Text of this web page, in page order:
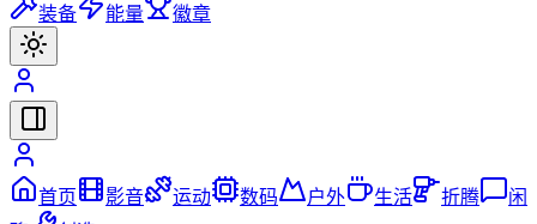
装备 能量 徽章
首页 影音 运动 数码 户外 生活 折腾
闲